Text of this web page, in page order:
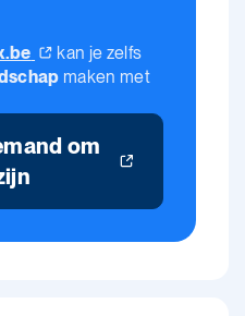
kan je zelfs
maken met
om